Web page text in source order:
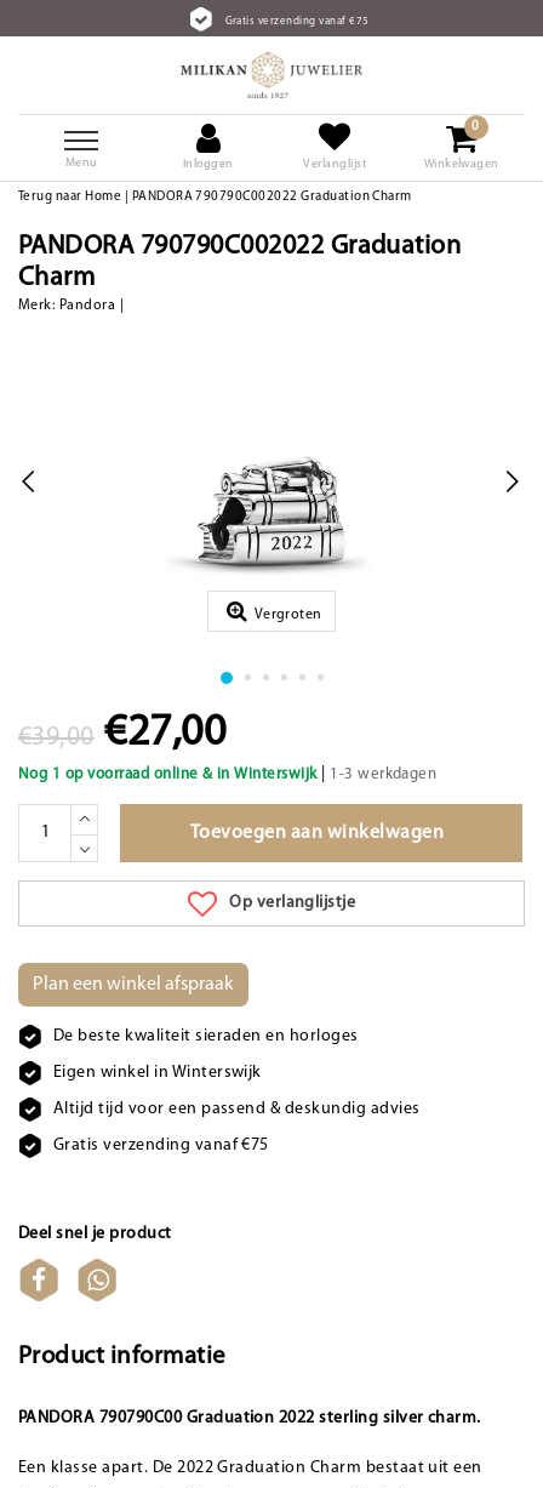
Gratis verzending vanaf €75
Menu Inloggen Verlanglijst
0
Winkelwagen
Terug naar Home PANDORA 790790C002022 Graduation Charm
PANDORA 790790C002022 Graduation
Charm
Merk: Pandora
Vergroten
€39,00 €27,00
Nog 1 op voorraad online & in Winterswijk| 1-3 werkdagen
Toevoegen aan winkelwagen
Op verlanglijstje
Plan een winkel afspraak
De beste kwaliteit sieraden en horloges
Eigen winkel in Winterswijk
Altijd tijd voor een passend & deskundig advies
Gratis verzending vanaf €75
Deel snel je product
Product informatie
PANDORA 790790C00 Graduation 2022 sterling silver charm.
Een klasse apart. De 2022 Graduation Charm bestaat uit een